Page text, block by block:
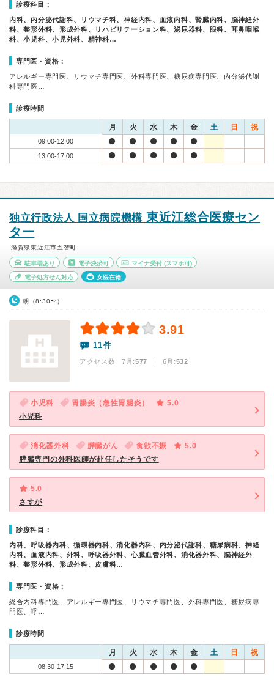
診療科目：
内科、内分泌代謝科、リウマチ科、神経内科、血液内科、腎臓内科、脳神経外
科、整形外科、形成外科、リハビリテーション科、泌尿器科、眼科、耳鼻咽喉
科、小児科、小児外科、精神科…
専門医・資格：
アレルギー専門医、リウマチ専門医、外科専門医、糖尿病専門医、内分泌代謝
科専門医…
診療時間
月 火 水 木 金 土 日 祝
09:00-12:00
13:00-17:00
独立行政法人 国立病院機構 東近江総合医療セン
ター
滋賀県東近江市五智町
駐車場あり 電子決済可 マイナ受付 (スマホ可)
電子処方せん対応 女医在籍
朝（8:30〜）
3.91
11件
アクセス数 7月:577 | 6月:532
小児科 胃腸炎（急性胃腸炎）
5.0
小児科
消化器外科 膵臓がん 食欲不振
5.0
膵臓専門の外科医師が赴任したそうです
5.0
さすが
診療科目：
内科、呼吸器内科、循環器内科、消化器内科、内分泌代謝科、糖尿病科、神経
内科、血液内科、外科、呼吸器外科、心臓血管外科、消化器外科、脳神経外
科、整形外科、形成外科、皮膚科…
専門医・資格：
総合内科専門医、アレルギー専門医、リウマチ専門医、外科専門医、糖尿病専
門医、呼…
診療時間
月 火 水 木 金 土 日 祝
08:30-17:15